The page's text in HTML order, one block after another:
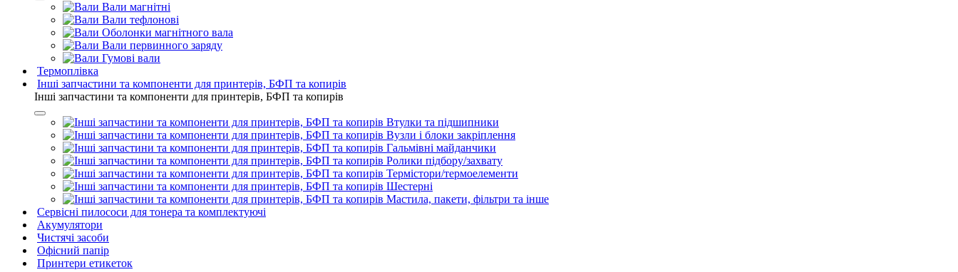
Вали магнітні
Вали тефлонові
Оболонки магнітного вала
Вали первинного заряду
Гумові вали
Термоплівка
Інші запчастини та компоненти для принтерів, БФП та копирів
Інші запчастини та компоненти для принтерів, БФП та копирів
Втулки та підшипники
Вузли і блоки закріплення
Гальмівні майданчики
Ролики підбору/захвату
Термістори/термоелементи
Шестерні
Мастила, пакети, фільтри та інше
Сервісні пилососи для тонера та комплектуючі
Акумулятори
Чистячі засоби
Офісний папір
Принтери етикеток